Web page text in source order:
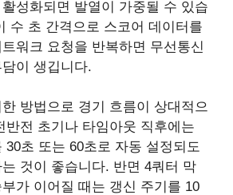
성화되면 발열이 가중될 수 있습
수 초 간격으로 스코어 데이터를
워크 요청을 반복하면 무선통신
이 생깁니다.
방법으로 경기 흐름이 상대적으
반전 초기나 타임아웃 직후에는
30초 또는 60초로 자동 설정되도
것이 좋습니다. 반면 4쿼터 막
가 이어질 때는 갱신 주기를 10